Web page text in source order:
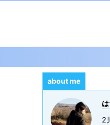
about me
2